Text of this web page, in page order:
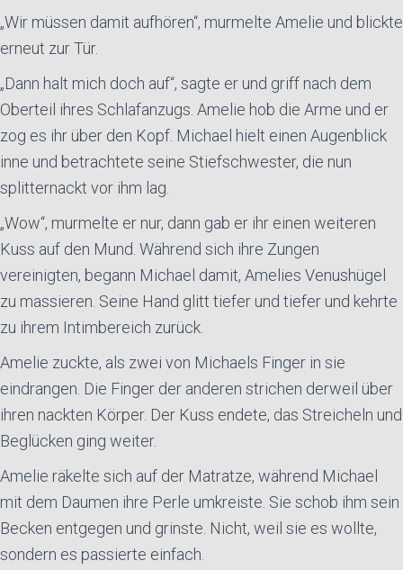
„Wir müssen damit aufhören“, murmelte Amelie und blickte
erneut zur Tür.
„Dann halt mich doch auf“, sagte er und griff nach dem
Oberteil ihres Schlafanzugs. Amelie hob die Arme und er
zog es ihr über den Kopf. Michael hielt einen Augenblick
inne und betrachtete seine Stiefschwester, die nun
splitternackt vor ihm lag.
„Wow“, murmelte er nur, dann gab er ihr einen weiteren
Kuss auf den Mund. Während sich ihre Zungen
vereinigten, begann Michael damit, Amelies Venushügel
zu massieren. Seine Hand glitt tiefer und tiefer und kehrte
zu ihrem Intimbereich zurück.
Amelie zuckte, als zwei von Michaels Finger in sie
eindrangen. Die Finger der anderen strichen derweil über
ihren nackten Körper. Der Kuss endete, das Streicheln und
Beglücken ging weiter.
Amelie räkelte sich auf der Matratze, während Michael
mit dem Daumen ihre Perle umkreiste. Sie schob ihm sein
Becken entgegen und grinste. Nicht, weil sie es wollte,
sondern es passierte einfach.